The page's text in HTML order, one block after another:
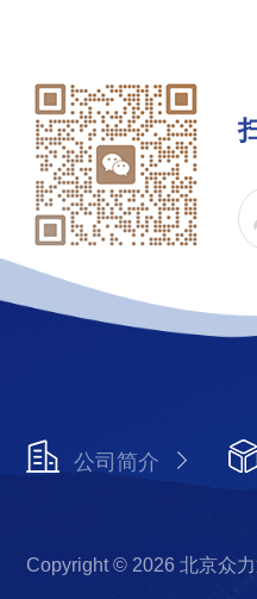
公司简介
Copyright © 2026 北京众